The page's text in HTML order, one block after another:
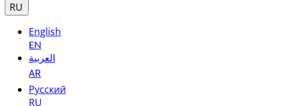
RU
English
EN
العربية
AR
Русский
RU